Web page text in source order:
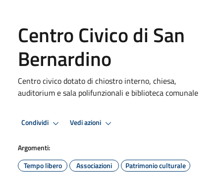
Centro Civico di San
Bernardino
Centro civico dotato di chiostro interno, chiesa,
auditorium e sala polifunzionali e biblioteca comunale
Condividi Vedi azioni
Argomenti:
Tempo libero
Associazioni Patrimonio culturale